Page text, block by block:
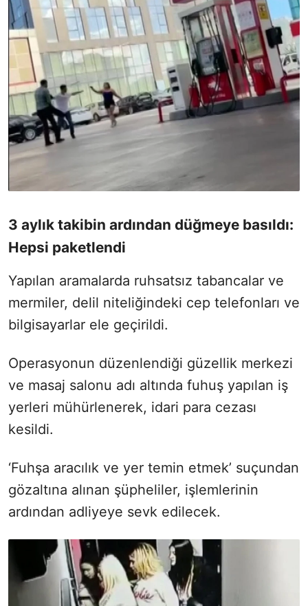
3 aylık takibin ardından düğmeye basıldı:
Hepsi paketlendi
Yapılan aramalarda ruhsatsız tabancalar ve
mermiler, delil niteliğindeki cep telefonları ve
bilgisayarlar ele geçirildi.
Operasyonun düzenlendiği güzellik merkezi
ve masaj salonu adı altında fuhuş yapılan iş
yerleri mühürlenerek, idari para cezası
kesildi.
‘Fuhşa aracılık ve yer temin etmek’ suçundan
gözaltına alınan şüpheliler, işlemlerinin
ardından adliyeye sevk edilecek.